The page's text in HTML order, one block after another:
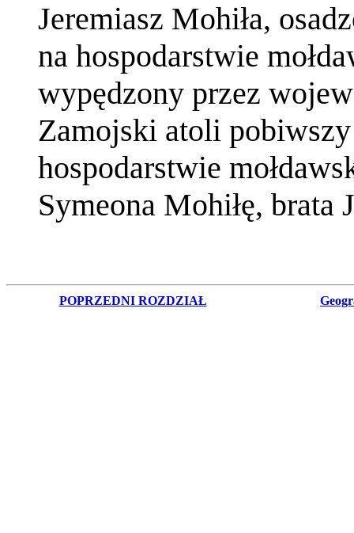
Jeremiasz Mohiła,
na hospodarstwie
wypędzony przez
Zamojski atoli pobiwszy
hospodarstwie
Symeona Mohiłę, brata
POPRZEDNI ROZDZIAŁ